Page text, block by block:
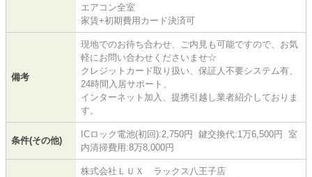
エアコン全室
家賃+初期費用カード決済可
備考
現地でのお待ち合わせ、ご内見も可能ですので、お気
軽にお問い合わせくださいませ☆
クレジットカード取り扱い、保証人不要システム有、
24時間入居サポート、
インターネット加入、提携引越し業者紹介しておりま
す。
条件(その他)
ICロック電池(初回):2,750円 鍵交換代:1万6,500円 室
内清掃費用:8万8,000円
株式会社ＬＵＸ ラックス八王子店